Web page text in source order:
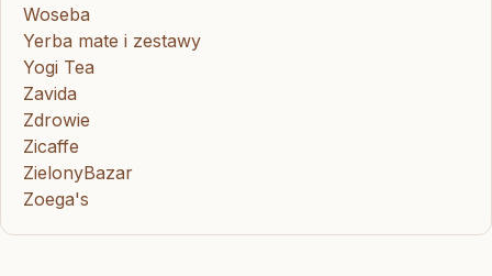
Woseba
Yerba mate i zestawy
Yogi Tea
Zavida
Zdrowie
Zicaffe
ZielonyBazar
Zoega's